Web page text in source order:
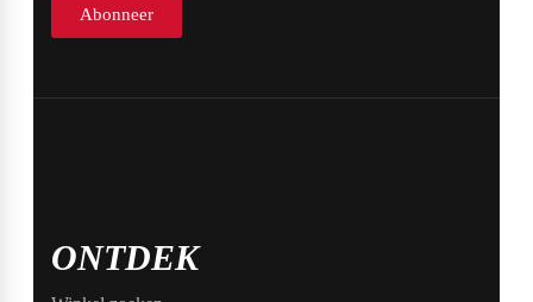
Abonneer
ONTDEK